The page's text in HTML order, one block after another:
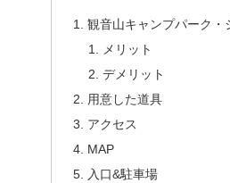
観音山キャンプパーク・
メリット
デメリット
用意した道具
アクセス
MAP
入口&駐車場